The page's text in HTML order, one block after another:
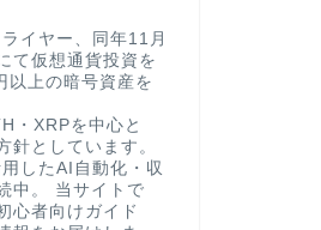
イヤー、同年11月
て仮想通貨投資を
以上の暗号資産を
・XRPを中心と
針としています。
したAI自動化・収
中。 当サイトで
心者向けガイド